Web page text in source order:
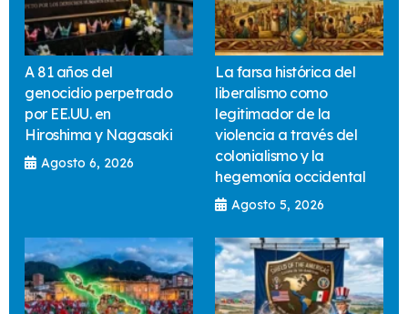
A 81 años del
genocidio perpetrado
por EE.UU. en
Hiroshima y Nagasaki
Agosto 6, 2026
La farsa histórica del
liberalismo como
legitimador de la
violencia a través del
colonialismo y la
hegemonía occidental
Agosto 5, 2026